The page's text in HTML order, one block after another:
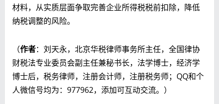
材料，从实质层面争取完善企业所得税税前扣除，降低
纳税调整的风险。
（作者：刘天永，北京华税律师事务所主任，全国律协
财税法专业委员会副主任兼秘书长，法学博士，经济学
博士后，税务律师，注册会计师，注册税务师；QQ和个
人微信号均为：977962，添加可互动交流。）